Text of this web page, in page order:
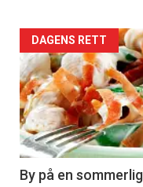
Forsiden
akkurat
nå
-
5
DAGENS RETT
By på en